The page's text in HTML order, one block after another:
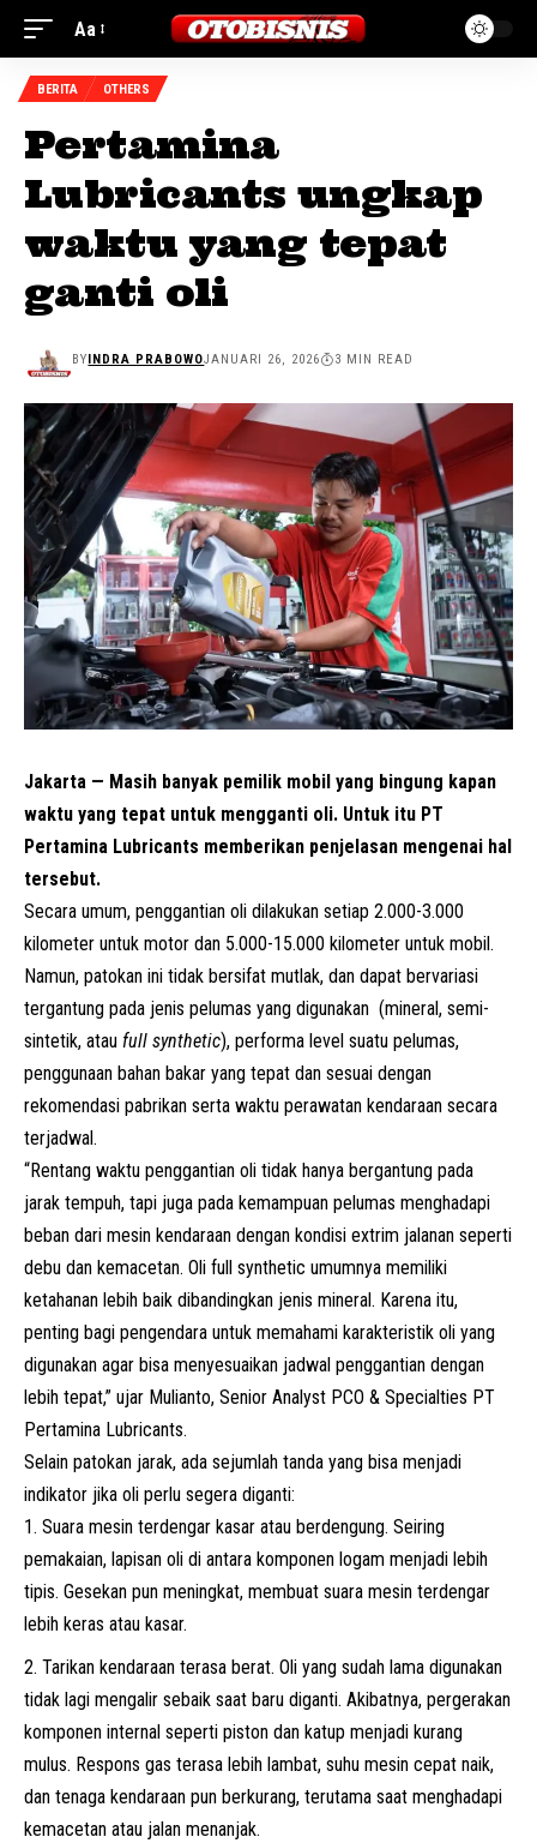
Aa
BERITA OTHERS
Pertamina
Lubricants ungkap
waktu yang tepat
ganti oli
BYINDRA PRABOWOJANUARI 26, 2026 3 MIN READ
Jakarta — Masih banyak pemilik mobil yang bingung kapan
waktu yang tepat untuk mengganti oli. Untuk itu PT
Pertamina Lubricants memberikan penjelasan mengenai hal
tersebut.
Secara umum, penggantian oli dilakukan setiap 2.000-3.000
kilometer untuk motor dan 5.000-15.000 kilometer untuk mobil.
Namun, patokan ini tidak bersifat mutlak, dan dapat bervariasi
tergantung pada jenis pelumas yang digunakan (mineral, semi-
sintetik, atau full synthetic), performa level suatu pelumas,
penggunaan bahan bakar yang tepat dan sesuai dengan
rekomendasi pabrikan serta waktu perawatan kendaraan secara
terjadwal.
“Rentang waktu penggantian oli tidak hanya bergantung pada
jarak tempuh, tapi juga pada kemampuan pelumas menghadapi
beban dari mesin kendaraan dengan kondisi extrim jalanan seperti
debu dan kemacetan. Oli full synthetic umumnya memiliki
ketahanan lebih baik dibandingkan jenis mineral. Karena itu,
penting bagi pengendara untuk memahami karakteristik oli yang
digunakan agar bisa menyesuaikan jadwal penggantian dengan
lebih tepat,” ujar Mulianto, Senior Analyst PCO & Specialties PT
Pertamina Lubricants.
Selain patokan jarak, ada sejumlah tanda yang bisa menjadi
indikator jika oli perlu segera diganti:
Suara mesin terdengar kasar atau berdengung. Seiring
pemakaian, lapisan oli di antara komponen logam menjadi lebih
tipis. Gesekan pun meningkat, membuat suara mesin terdengar
lebih keras atau kasar.
Tarikan kendaraan terasa berat. ​​Oli yang sudah lama digunakan
tidak lagi mengalir sebaik saat baru diganti. Akibatnya, pergerakan
komponen internal seperti piston dan katup menjadi kurang
mulus. Respons gas terasa lebih lambat, suhu mesin cepat naik,
dan tenaga kendaraan pun berkurang, terutama saat menghadapi
kemacetan atau jalan menanjak.